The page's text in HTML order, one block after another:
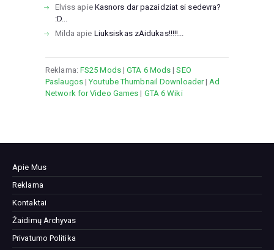
Elviss apie Kasnors dar pazaidziat si sedevra?
:D...
Milda apie Liuksiskas zAidukas!!!!!...
Reklama: FS25 Mods|GTA 6 Mods |SEO
Paslaugos|Youtube Thumbnail Downloader|Ad
Network for Video Games | GTA 6 Wiki
Apie Mus
Reklama
Kontaktai
Žaidimų Archyvas
Privatumo Politika